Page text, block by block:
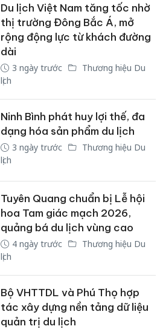
Du lịch Việt Nam tăng tốc nhờ
thị trường Đông Bắc Á, mở
rộng động lực từ khách đường
dài
3 ngày trước
Thương hiệu Du
lịch
Ninh Bình phát huy lợi thế, đa
dạng hóa sản phẩm du lịch
3 ngày trước
Thương hiệu Du
lịch
Tuyên Quang chuẩn bị Lễ hội
hoa Tam giác mạch 2026,
quảng bá du lịch vùng cao
4 ngày trước
Thương hiệu Du
lịch
Bộ VHTTDL và Phú Thọ hợp
tác xây dựng nền tảng dữ liệu
quản trị du lịch